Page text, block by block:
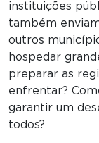
instituições
também
outros
hospedar
preparar as
enfrentar?
garantir um
todos?